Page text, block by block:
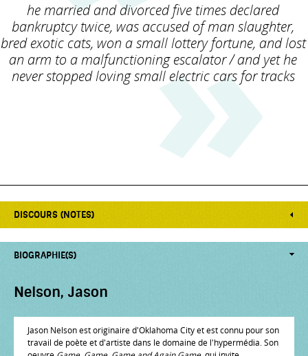
he married and divorced five times declared
bankruptcy twice, was accused of man slaughter,
bred exotic cats, won a small lottery fortune, and lost
an arm to a malfunctioning escalator / and yet he
never stopped loving small electric cars for tracks
DISCOURS (NOTES)
BIOGRAPHIE(S)
Nelson, Jason
Jason Nelson est originaire d'Oklahoma City et est connu pour son
travail de poète et d'artiste dans le domaine de l'hypermédia. Son